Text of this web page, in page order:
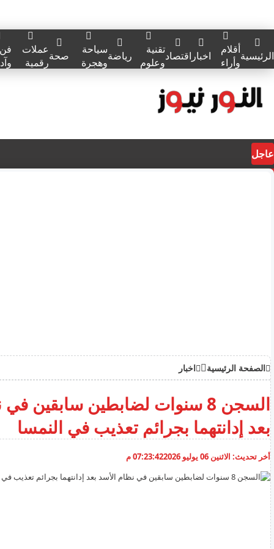
الرئيسيةأقلام
وأراء
اخبار اقتصادتقنية
وعلوم
رياضةسياحة
وهجرة
صحةعملات
رقمية
عاجل
الصفحة الرئيسية اخبار
السجن 8 سنوات لضابطين سابقين
بعد إدانتهما بجرائم تعذيب في النمسا
أخر تحديث: الاثنين 06 يوليو 2026 07:23:42 م